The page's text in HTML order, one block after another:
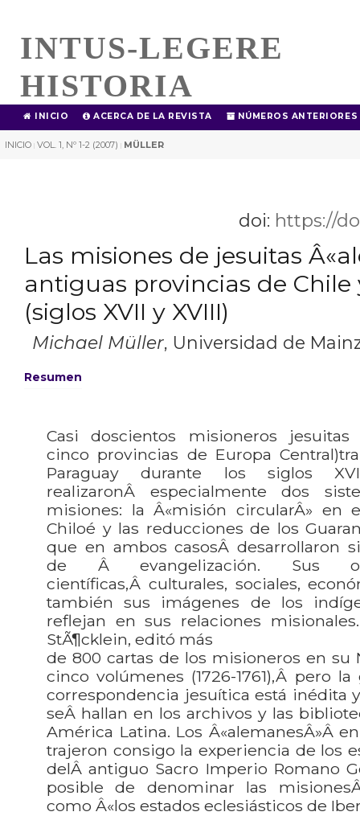
INTUS-LEGERE
HISTORIA
INICIO ACERCA DE LA REVISTA NÚMEROS ANTERIORES
INICIO | VOL. 1, Nº 1-2 (2007) | MÜLLER
doi: https://
Las misiones de jesuitas
antiguas provincias de
(siglos XVII y XVIII)
Michael Müller, Universidad de
Resumen
Casi doscientos misioneros jesuitas
cinco provincias de Europa
Paraguay durante los siglos
realizaronÂ especialmente dos
misiones: la Â«misión circularÂ» en
Chiloé y las reducciones de los
que en ambos casosÂ desarrollaron
de Â evangelización. Sus
científicas,Â culturales, sociales,
también sus imágenes de los
reflejan en sus relaciones
StÃ¶cklein, editó más
de 800 cartas de los misioneros en su
cinco volúmenes (1726-1761),Â pero
correspondencia jesuítica está inédita
seÂ hallan en los archivos y las
América Latina. Los Â«alemanesÂ»Â
trajeron consigo la experiencia de los
delÂ antiguo Sacro Imperio Romano
posible de denominar las
como Â«los estados eclesiásticos de